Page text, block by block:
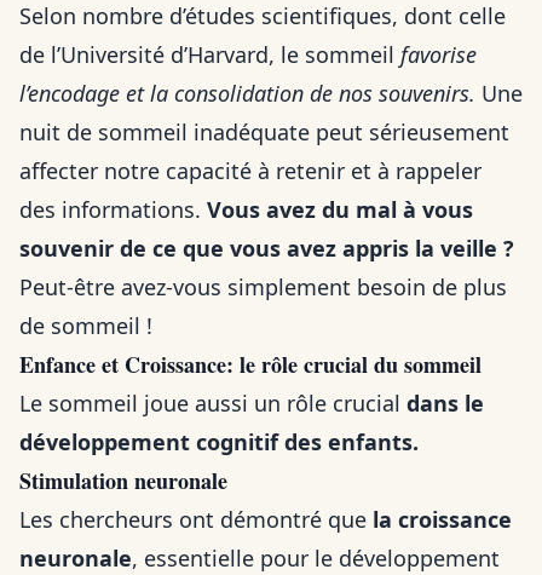
Selon nombre d’études scientifiques, dont celle
de l’Université d’Harvard, le sommeil favorise
l’encodage et la consolidation de nos souvenirs. Une
nuit de sommeil inadéquate peut sérieusement
affecter notre capacité à retenir et à rappeler
des informations. Vous avez du mal à vous
souvenir de ce que vous avez appris la veille ?
Peut-être avez-vous simplement besoin de plus
de sommeil !
Enfance et Croissance: le rôle crucial du sommeil
Le sommeil joue aussi un rôle crucial dans le
développement cognitif des enfants.
Stimulation neuronale
Les chercheurs ont démontré que la croissance
neuronale, essentielle pour le développement